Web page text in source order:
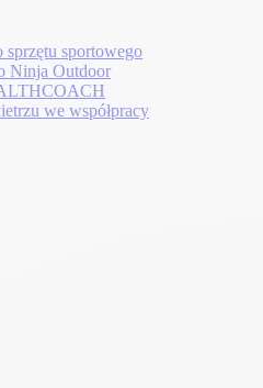
sprzętu sportowego
Ninja Outdoor
we współpracy